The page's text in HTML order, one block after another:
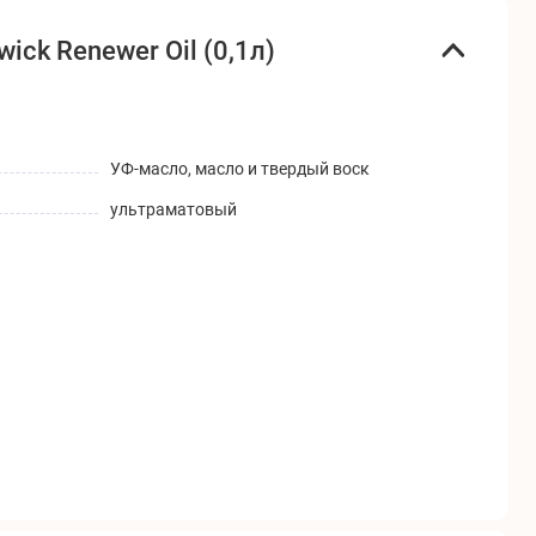
хорошую вентиляцию в течение всего периода
Равномерно распределить.
защитные свойства покрытие приобретает спустя 7
Renewer Oil (0,1л)
УФ-масло, масло и твердый воск
ультраматовый